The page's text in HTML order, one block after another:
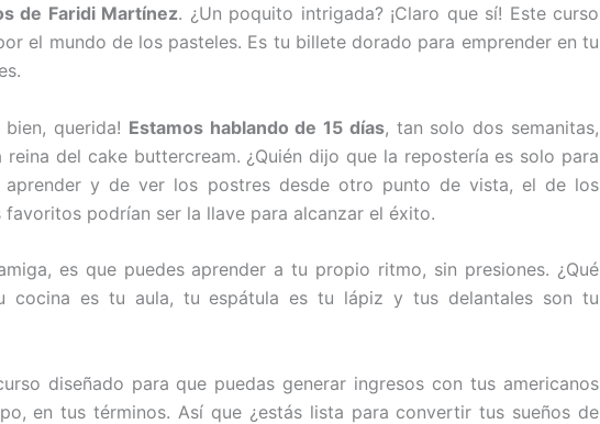
de Faridi Martínez. ¿Un poquito intrigada? ¡Claro que sí! Este curso
el mundo de los pasteles. Es tu billete dorado para emprender en tu
bien, querida! Estamos hablando de 15 días, tan solo dos semanitas,
del cake buttercream. ¿Quién dijo que la repostería es solo para
aprender y de ver los postres desde otro punto de vista, el de los
favoritos podrían ser la llave para alcanzar el éxito.
es que puedes aprender a tu propio ritmo, sin presiones. ¿Qué
cocina es tu aula, tu espátula es tu lápiz y tus delantales son tu
diseñado para que puedas generar ingresos con tus americanos
en tus términos. Así que ¿estás lista para convertir tus sueños de